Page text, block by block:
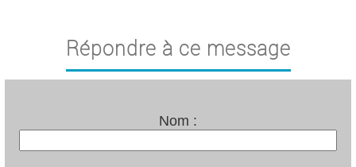
Répondre à ce message
Nom :